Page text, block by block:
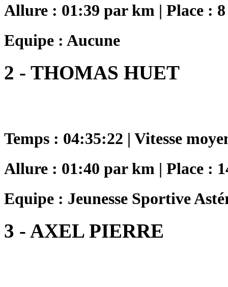
Allure : 01:39 par km | Place : 8
Equipe : Aucune
2 - THOMAS HUET
Temps : 04:35:22 | Vitesse
Allure : 01:40 par km | Place :
Equipe : Jeunesse Sportive
3 - AXEL PIERRE